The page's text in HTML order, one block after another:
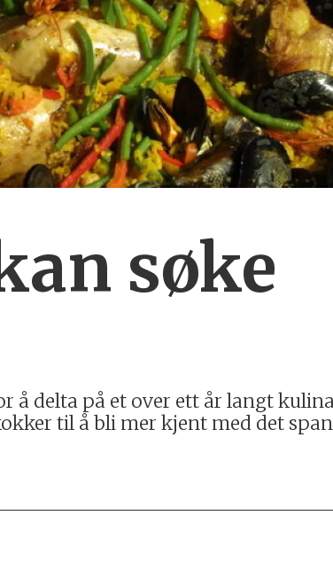
søke
å delta på et over ett år langt
til å bli mer kjent med det